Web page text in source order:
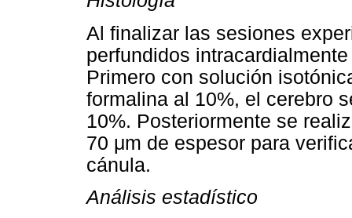
Al finalizar las sesiones
perfundidos
Primero con solución
formalina al 10%, el cerebro
10%. Posteriormente se
70 μm de espesor para
cánula.
Análisis estadístico